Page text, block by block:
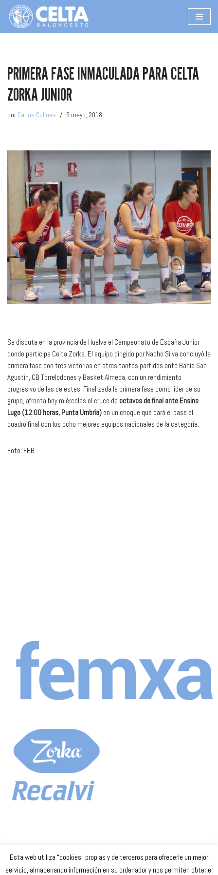
Saltar
PRIMERA FASE INMACULADA PARA CELTA
ZORKA JUNIOR
por Carlos Colinas 9 mayo, 2018
Se disputa en la provincia de Huelva el Campeonato de España Junior
donde participa Celta Zorka. El equipo dirigido por Nacho Silva concluyó la
primera fase con tres victorias en otros tantos partidos ante Bahía San
Agustín, CB Torrelodones y Basket Almeda, con un rendimiento
progresivo de las celestes. Finalizada la primera fase como líder de su
grupo, afronta hoy miércoles el cruce de octavos de final ante Ensino
Lugo (12:00 horas, Punta Umbría) en un choque que dará el pase al
cuadro final con los ocho mejores equipos nacionales de la categoría.
Foto: FEB
Celta Baloncesto Femenino. 2023
Esta web utiliza “cookies” propias y de terceros para ofrecerle un mejor
servicio, almacenando información en su ordenador y nos permiten obtener